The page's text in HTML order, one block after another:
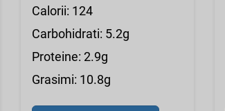
Calorii: 124
Carbohidrati: 5.2g
Proteine: 2.9g
Grasimi: 10.8g